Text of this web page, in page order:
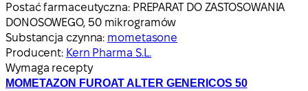
Postać farmaceutyczna: PREPARAT DO ZASTOSOWANIA
DONOSOWEGO, 50 mikrogramów
Substancja czynna: mometasone
Producent: Kern Pharma S.L.
Wymaga recepty
MOMETAZON FUROAT ALTER GENERICOS 50